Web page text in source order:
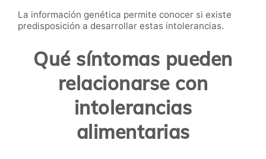
La información genética permite conocer si existe
predisposición a desarrollar estas intolerancias.
Qué síntomas pueden
relacionarse con
intolerancias
alimentarias